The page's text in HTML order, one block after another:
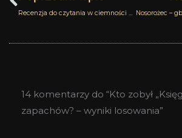
Recenzja do czytania w ciemności – Kalemat Wood Arabian Oud
14 komentarzy do “Kto zobył
zapachów? – wyniki losowania”